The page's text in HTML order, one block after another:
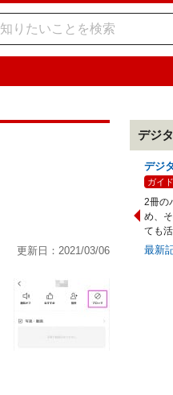
更新日：2021/03/06
デジ
デジ
ガイド
2冊の
め、
ても
最新